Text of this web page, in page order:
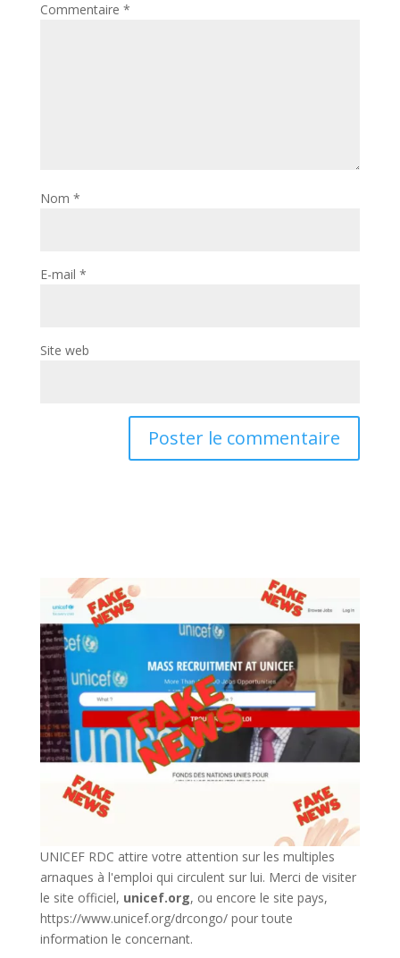
Commentaire *
Nom *
E-mail *
Site web
UNICEF RDC attire votre attention sur les multiples
arnaques à l'emploi qui circulent sur lui. Merci de visiter
le site officiel, unicef.org, ou encore le site pays,
https://www.unicef.org/drcongo/pour toute
information le concernant.